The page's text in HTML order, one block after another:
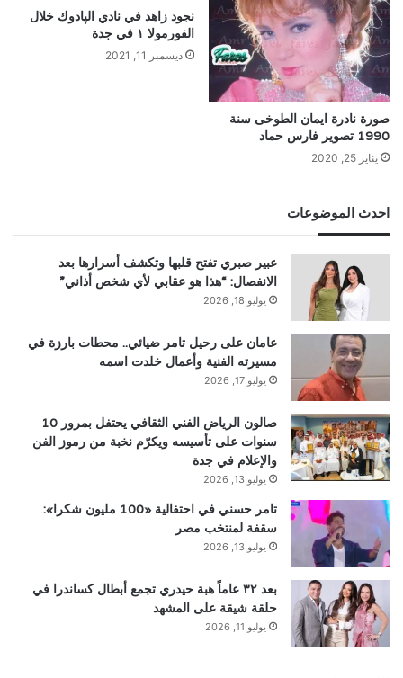
صورة نادرة ايمان الطوخى سنة
1990 تصوير فارس حماد
يناير 25, 2020
نجود زاهد في نادي الپادوك خلال
الفورمولا ١ في جدة
ديسمبر 11, 2021
احدث الموضوعات
عبير صبري تفتح قلبها وتكشف أسرارها بعد
الانفصال: “هذا هو عقابي لأي شخص أذاني”
يوليو 18, 2026
عامان على رحيل تامر ضيائي.. محطات بارزة في
مسيرته الفنية وأعمال خلدت اسمه
يوليو 17, 2026
صالون الرياض الفني الثقافي يحتفل بمرور 10
سنوات على تأسيسه ويكرّم نخبة من رموز الفن
والإعلام في جدة
يوليو 13, 2026
تامر حسني في احتفالية «100 مليون شكرا»:
سقفة لمنتخب مصر
يوليو 13, 2026
بعد ٣٢ عاماً هبة حيدري تجمع أبطال كساندرا في
حلقة شيقة على المشهد
يوليو 11, 2026